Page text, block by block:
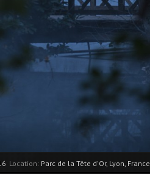
Location: Parc de la Tête d'Or, Lyon, France